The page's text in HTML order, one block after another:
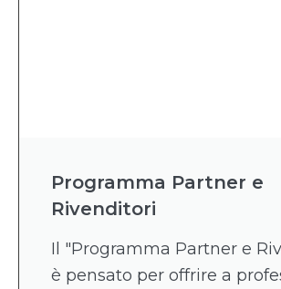
Programma Partner e
Rivenditori
Il "Programma Partner e
è pensato per offrire a